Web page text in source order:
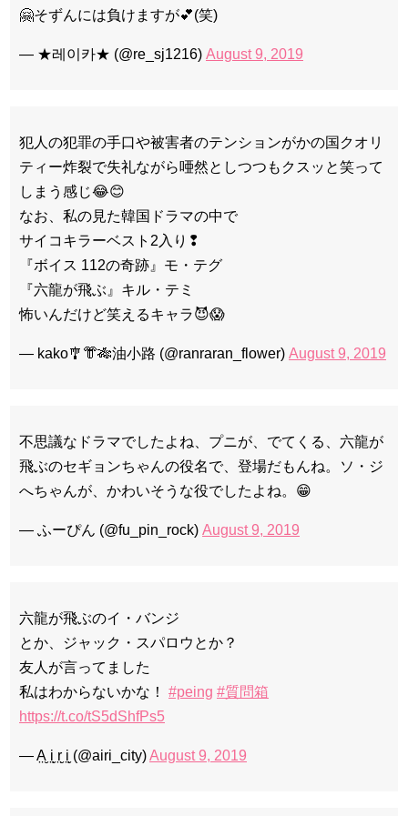
🤗そずんには負けますが💕(笑)
— ★레이카★ (@re_sj1216) August 9, 2019
犯人の犯罪の手口や被害者のテンションがかの国クオリ
ティー炸裂で失礼ながら唖然としつつもクスッと笑って
しまう感じ😂😊
なお、私の見た韓国ドラマの中で
サイコキラーベスト2入り❢
『ボイス 112の奇跡』モ・テグ
『六龍が飛ぶ』キル・テミ
怖いんだけど笑えるキャラ😈😱
— kako🎐👘🎋油小路 (@ranraran_flower) August 9, 2019
不思議なドラマでしたよね、プニが、でてくる、六龍が
飛ぶのセギョンちゃんの役名で、登場だもんね。ソ・ジ
へちゃんが、かわいそうな役でしたよね。😁
— ふーぴん (@fu_pin_rock) August 9, 2019
六龍が飛ぶのイ・バンジ
とか、ジャック・スパロウとか？
友人が言ってました
私はわからないかな！ #peing #質問箱
https://t.co/tS5dShfPs5
— A̤̮ i̤̮ r̤̮ i̤̮ (@airi_city)August 9, 2019